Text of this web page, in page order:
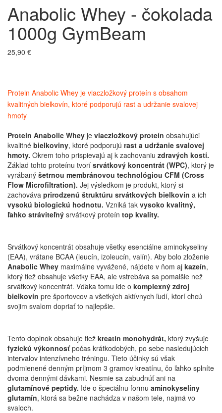
Anabolic Whey - čokolada
1000g GymBeam
25,90 €
Protein Anabolic Whey je viaczložkový proteín s obsahom
kvalitných bielkovín, ktoré podporujú rast a udržanie svalovej
hmoty
Protein Anabolic Whey je viaczložkový proteín obsahujúci
kvalitné bielkoviny, ktoré podporujú rast a udržanie svalovej
hmoty. Okrem toho prispievajú aj k zachovaniu zdravých kostí.
Základ tohto proteínu tvorí srvátkový koncentrát (WPC), ktorý je
vyrábaný šetrnou membránovou technológiou CFM (Cross
Flow Microfiltration). Jej výsledkom je produkt, ktorý si
zachováva prirodzenú štruktúru srvátkových bielkovín a ich
vysokú biologickú hodnotu. Vzniká tak vysoko kvalitný,
ľahko stráviteľný srvátkový proteín top kvality.
Srvátkový koncentrát obsahuje všetky esenciálne aminokyseliny
(EAA), vrátane BCAA (leucín, izoleucín, valín). Aby bolo zloženie
Anabolic Whey maximálne vyvážené, nájdete v ňom aj kazeín,
ktorý tiež obsahuje všetky EAA, ale vstrebáva sa pomalšie než
srvátkový koncentrát. Vďaka tomu ide o komplexný zdroj
bielkovín pre športovcov a všetkých aktívnych ľudí, ktorí chcú
svojim svalom dopriať to najlepšie.
Tento doplnok obsahuje tiež kreatín monohydrát, ktorý zvyšuje
fyzickú výkonnosťpočas krátkodobých, po sebe nasledujúcich
intervalov intenzívneho tréningu. Tieto účinky sú však
podmienené denným príjmom 3 gramov kreatínu, čo ľahko splníte
dvoma dennými dávkami. Nesmie sa zabudnúť ani na
glutamínové peptidy. Ide o špeciálnu formu aminokyseliny
glutamín, ktorá sa bežne nachádza v našom tele, najmä vo
svaloch.